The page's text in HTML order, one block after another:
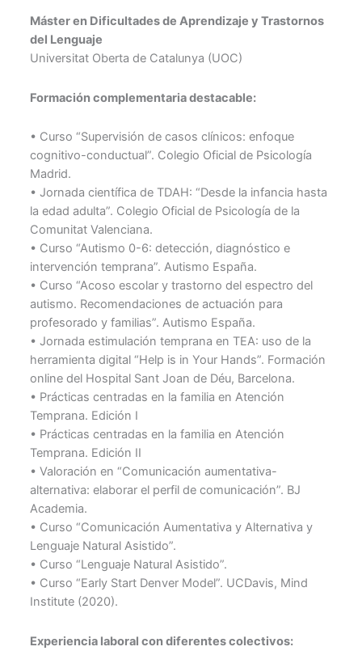
Máster en Dificultades de Aprendizaje y Trastornos
del Lenguaje
Universitat Oberta de Catalunya (UOC)
Formación complementaria destacable:
• Curso “Supervisión de casos clínicos: enfoque
cognitivo-conductual”. Colegio Oficial de Psicología
Madrid.
• Jornada científica de TDAH: “Desde la infancia hasta
la edad adulta”. Colegio Oficial de Psicología de la
Comunitat Valenciana.
• Curso “Autismo 0-6: detección, diagnóstico e
intervención temprana”. Autismo España.
• Curso “Acoso escolar y trastorno del espectro del
autismo. Recomendaciones de actuación para
profesorado y familias”. Autismo España.
• Jornada estimulación temprana en TEA: uso de la
herramienta digital “Help is in Your Hands”. Formación
online del Hospital Sant Joan de Déu, Barcelona.
• Prácticas centradas en la familia en Atención
Temprana. Edición I
• Prácticas centradas en la familia en Atención
Temprana. Edición II
• Valoración en “Comunicación aumentativa-
alternativa: elaborar el perfil de comunicación”. BJ
Academia.
• Curso “Comunicación Aumentativa y Alternativa y
Lenguaje Natural Asistido”.
• Curso “Lenguaje Natural Asistido”.
• Curso “Early Start Denver Model”. UCDavis, Mind
Institute (2020).
Experiencia laboral con diferentes colectivos: